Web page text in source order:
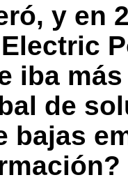
y en
iba
de
bajas